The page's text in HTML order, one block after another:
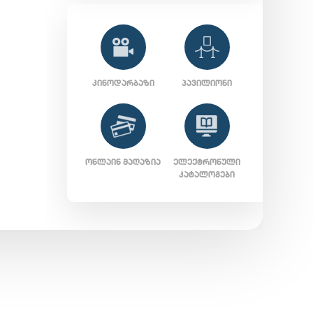
ᲙᲘᲜᲝᲓᲐᲠᲑᲐᲖᲘ ᲞᲐᲕᲘᲚᲘᲝᲜᲘ
ᲝᲜᲚᲐᲘᲜ ᲛᲐᲦᲐᲖᲘᲐ
ᲔᲚᲔᲥᲢᲠᲝᲜᲣᲚᲘ
ᲙᲐᲢᲐᲚᲝᲒᲔᲑᲘ